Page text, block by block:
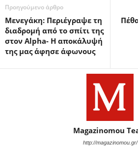
Προηγούμενο άρθρο
Μενεγάκη: Περιέγραψε τη
διαδρομή από το σπίτι της
στον Alpha- Η αποκάλυψή
της μας άφησε άφωνους
Magazinomou
http://magazinomou.gr/